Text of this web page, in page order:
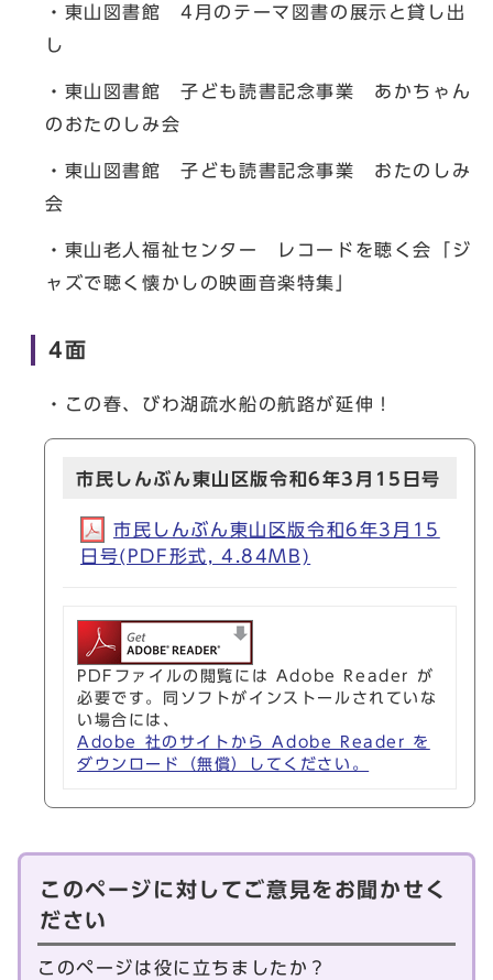
・東山図書館 4月のテーマ図書の展示と貸し出
し
・東山図書館 子ども読書記念事業 あかちゃん
のおたのしみ会
・東山図書館 子ども読書記念事業 おたのしみ
会
・東山老人福祉センター レコードを聴く会「ジ
ャズで聴く懐かしの映画音楽特集」
4面
・この春、びわ湖疏水船の航路が延伸！
市民しんぶん東山区版令和6年3月15日号
市民しんぶん東山区版令和6年3月15
日号(PDF形式, 4.84MB)
PDFファイルの閲覧には Adobe Reader が
必要です。同ソフトがインストールされていな
い場合には、
Adobe 社のサイトから Adobe Reader を
ダウンロード（無償）してください。
このページに対してご意見をお聞かせく
ださい
このページは役に立ちましたか？